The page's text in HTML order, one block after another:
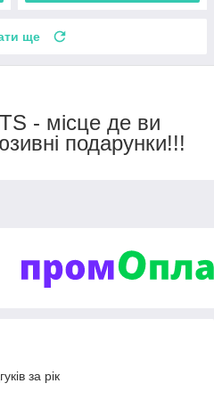
ще
- місце де ви
подарунки!!!
за рік